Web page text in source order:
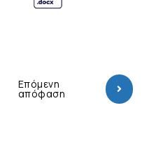
Επόμενη
απόφαση